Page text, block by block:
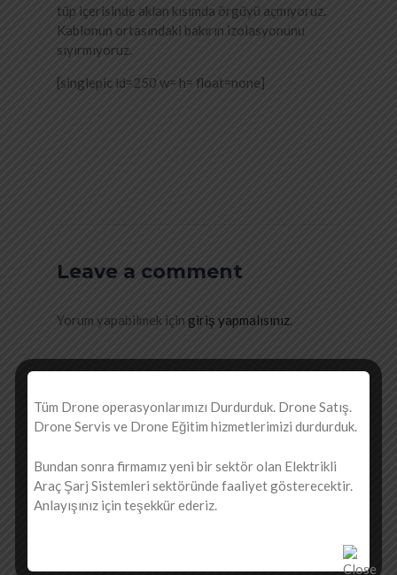
tüp içerisinde aklan kısımda örgüyü açmıyoruz.
Kablonun ortasındaki bakırın izolasyonunu
sıyırmıyoruz.
[singlepic id=250 w= h= float=none]
Leave a comment
Yorum yapabilmek için giriş yapmalısınız.
DJI FLY APP kapanma çalışmama sorunu
DJI FPV Combo Drone İnceleme
Tüm Drone operasyonlarımızı Durdurduk. Drone Satış.
Drone Servis ve Drone Eğitim hizmetlerimizi durdurduk.
Bundan sonra firmamız yeni bir sektör olan Elektrikli
Araç Şarj Sistemleri sektöründe faaliyet gösterecektir.
Anlayışınız için teşekkür ederiz.